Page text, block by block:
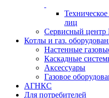
лиц
Сервисный центр
Котлы и газ.
Настенные
Каскадные
Аксессуары
Газовое
АГНКС
Для потребителей